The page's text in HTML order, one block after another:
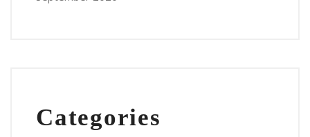
Categories